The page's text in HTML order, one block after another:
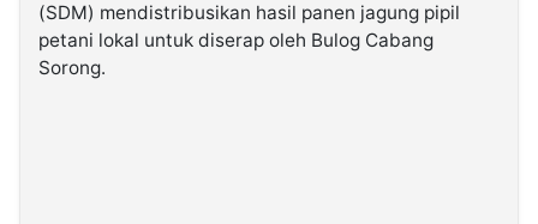
Kabarbaru.co
2026
(SDM) mendistribusikan hasil panen jagung pipil
petani lokal untuk diserap oleh Bulog Cabang
Sorong.